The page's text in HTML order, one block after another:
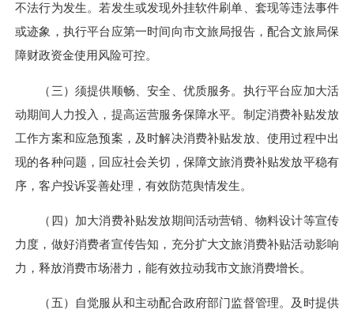
不法行为发生。若发生或发现外挂软件刷单、套现等违法事件
或迹象，执行平台应第一时间向市文旅局报告，配合文旅局保
障财政资金使用风险可控。
（三）须提供顺畅、安全、优质服务。执行平台应加大活
动期间人力投入，提高运营服务保障水平。制定消费补贴发放
工作方案和应急预案，及时解决消费补贴发放、使用过程中出
现的各种问题，回应社会关切，保障文旅消费补贴发放平稳有
序，客户投诉妥善处理，有效防范舆情发生。
（四）加大消费补贴发放期间活动营销、物料设计等宣传
力度，做好消费者宣传告知，充分扩大文旅消费补贴活动影响
力，释放消费市场潜力，能有效拉动我市文旅消费增长。
（五）自觉服从和主动配合政府部门监督管理。及时提供